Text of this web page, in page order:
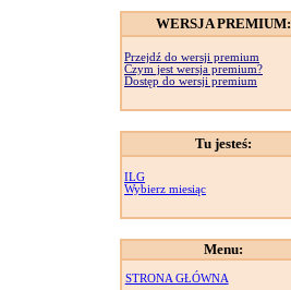
WERSJA PREMIUM:
Przejdź do wersji premium
Czym jest wersja premium?
Dostęp do wersji premium
Tu jesteś:
ILG
Wybierz miesiąc
Menu:
STRONA GŁÓWNA